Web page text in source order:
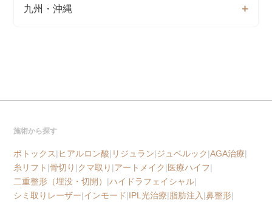
九州・沖縄
施術から探す
ボトックス|ヒアルロン酸| リジュラン|ジュベルック|AGA治療|
糸リフト |骨切り |クマ取り |アートメイク|医療ハイフ|
二重整形（埋没・切開） |ハイドラフェイシャル|
シミ取りレーザー|インモード|IPL光治療|脂肪注入 |鼻整形|